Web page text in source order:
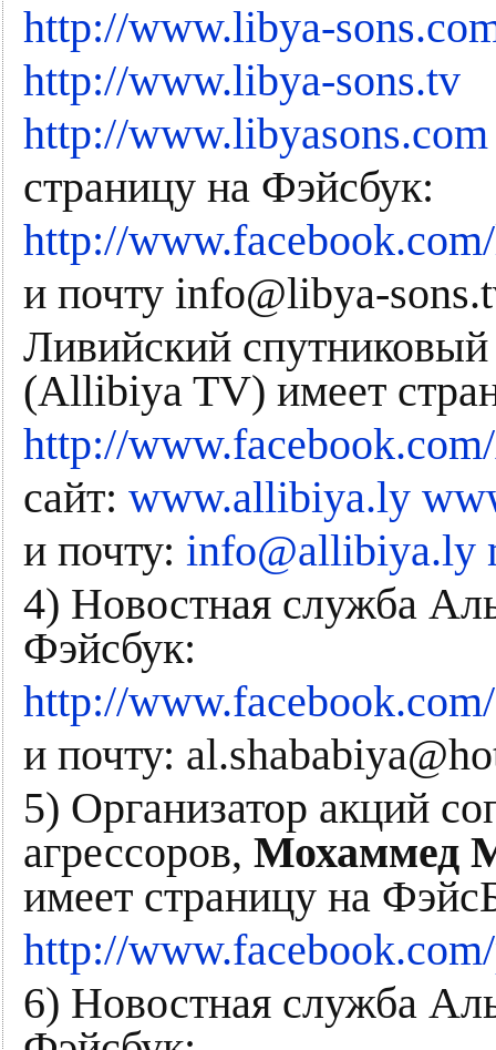
http://www.libya-
http://www.libya-sons.tv
http://www.libyasons.com
страницу на Фэйсбук:
http://
и почту info@libya-
Ливийский
(Allibiya TV) имеет
http://
сайт: www.allibiya.ly
и почту: info@allibiya.ly
4) Новостная служба
Фэйсбук:
http://
и почту:
5) Организатор акций
агрессоров, Мохаммед
имеет страницу на
http://
6) Новостная служба